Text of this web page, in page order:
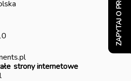
strony internetowe